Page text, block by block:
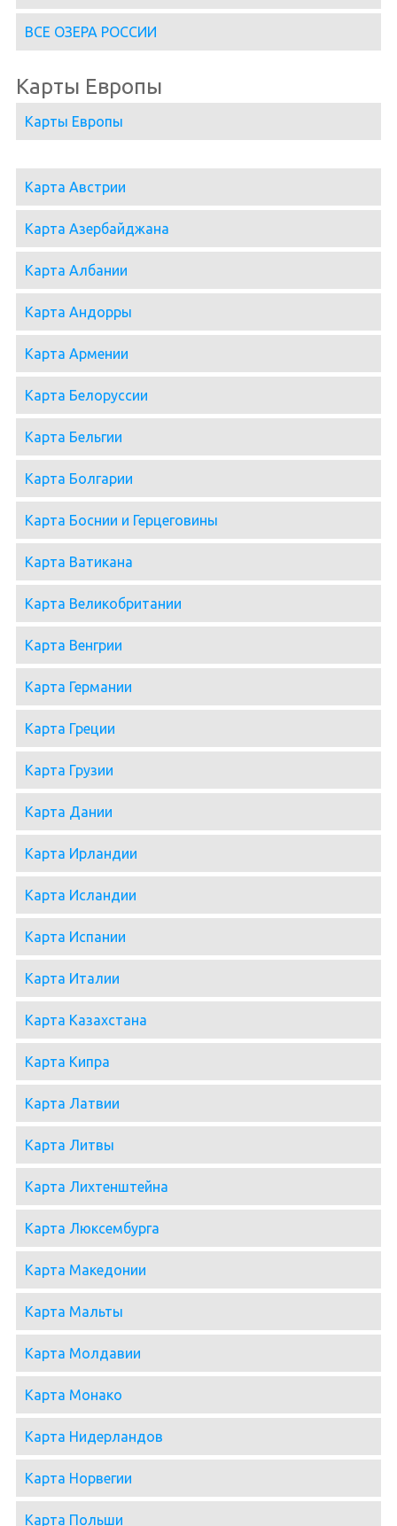
ВСЕ ОЗЕРА РОССИИ
Карты Европы
Карты Европы
Карта Австрии
Карта Азербайджана
Карта Албании
Карта Андорры
Карта Армении
Карта Белоруссии
Карта Бельгии
Карта Болгарии
Карта Боснии и Герцеговины
Карта Ватикана
Карта Великобритании
Карта Венгрии
Карта Германии
Карта Греции
Карта Грузии
Карта Дании
Карта Ирландии
Карта Исландии
Карта Испании
Карта Италии
Карта Казахстана
Карта Кипра
Карта Латвии
Карта Литвы
Карта Лихтенштейна
Карта Люксембурга
Карта Македонии
Карта Мальты
Карта Молдавии
Карта Монако
Карта Нидерландов
Карта Норвегии
Карта Польши